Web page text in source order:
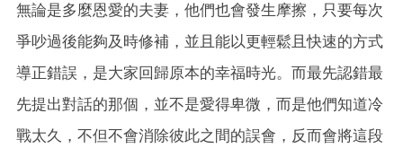
無論是多麼恩愛的夫妻，他們也會發生摩擦，只要每次
爭吵過後能夠及時修補，並且能以更輕鬆且快速的方式
導正錯誤，是大家回歸原本的幸福時光。而最先認錯最
先提出對話的那個，並不是愛得卑微，而是他們知道冷
戰太久，不但不會消除彼此之間的誤會，反而會將這段